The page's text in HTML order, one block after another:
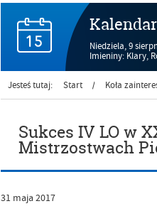
Niedziela,9
Imieniny: Klary,
Jesteś tutaj: Start / Koła
Sukces IV LO w
Mistrzostwach
31 maja2017